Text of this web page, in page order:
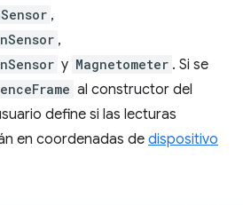
,
,
y Magnetometer . Si se
al constructor del
define si las lecturas
en coordenadas de dispositivo